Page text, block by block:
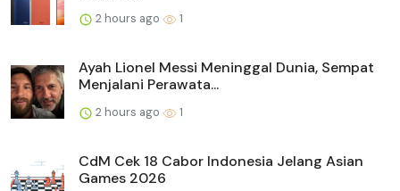
2 hours ago 1
Ayah Lionel Messi Meninggal Dunia, Sempat
Menjalani Perawata...
2 hours ago 1
CdM Cek 18 Cabor Indonesia Jelang Asian
Games 2026